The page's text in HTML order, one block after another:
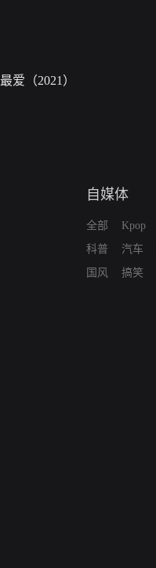
最爱（2021）
自媒体
全部
科普
国风
Kpop
汽车
搞笑